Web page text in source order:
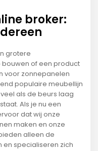
broker:
grotere
of een product
voor zonnepanelen
populaire meubellijn
als de beurs laag
Als je nu een
dat wij onze
maken en onze
alleen de
specialiseren zich